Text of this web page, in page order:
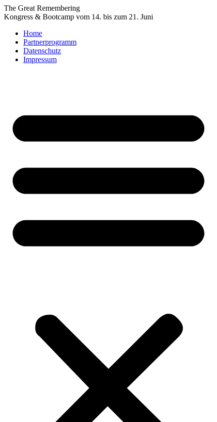
Zum
Inhalt
The Great Remembering
Kongress & Bootcamp vom 14. bis zum 21. Juni
Home
Partnerprogramm
Datenschutz
Impressum